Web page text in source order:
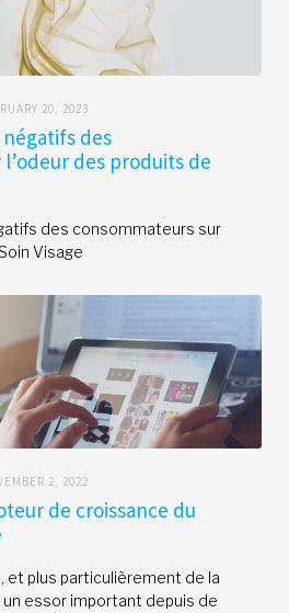
20, 2023
des
des produits de
des consommateurs sur
Visage
2, 2022
de croissance du
et plus particulièrement de la
essor important depuis de